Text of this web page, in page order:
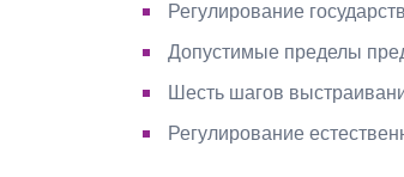
Регулирование
Допустимые пределы
Шесть шагов
Регулирование